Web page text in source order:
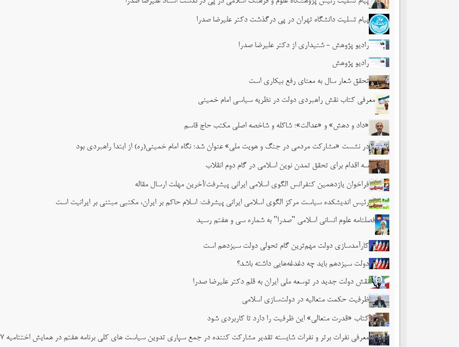
پیام تسلیت دانشگاه تهران در پی درگذشت دکتر علیرضا صدرا
رادیو پژوهش - شنیداری از دکتر علیرضا صدرا
رادیو پژوهش
تحقق شعار سال به معنای رفع بیکاری است
معرفی کتاب نقش راهبردی دولت در نظریه سیاسی امام خمینی
«داد و دهش» و «عدالت»؛ شاکله و شاخصه اصلی مکتب حاج قاسم
در نشست «مشارکت مردمی در جنگ و هویت ملی» عنوان شد؛ نگاه امام خمینی(ره) از ابتدا راهبردی بود
سه اقدام برای تحقق تمدن نوین اسلامی در گام دوم انقلاب
فراخوان یازدهمین کنفرانس الگوی اسلامی ایرانی پیشرفت/آخرین مهلت ارسال مقاله
رئیس اندیشکده سیاست مرکز الگوی اسلامی ایرانی پیشرفت: اسلام حاکم بر ایران، مکتبی مبتنی بر ایرانیت است
فصلنامه علوم انسانی اسلامی "صدرا" به شماره سی و هفتم رسید
کارآمدسازی دولت مهم‌ترین گام تحولی دولت سیزدهم است
دولت سیزدهم باید چه دغدغه‌هایی داشته باشد؟
نقش دولت جدید در توسعه ملی ایران به قلم دکتر علیرضا صدرا
ظرفیت حکمت متعالیه در دولت‌سازی اسلامی
کتاب «قدرت متعالی» این ظرفیت را دارد تا کاربردی شود
معرفی نفرات برتر و نفرات شایسته تقدیر مشارکت کننده در جمع سپاری تدوین سیاست های کلی برنامه هفتم در همایش اختتامیه ۲۷ بهمن